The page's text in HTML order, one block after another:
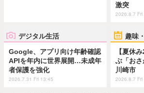
激突
2026.8.7 Fri
デジタル生活
Google、アプリ向け年齢確認
APIを年内に世界展開…未成年
者保護を強化
2026.7.31 Fri 13:45
趣味
【夏休
ぶ「お
川崎市
2026.8.7 Fri